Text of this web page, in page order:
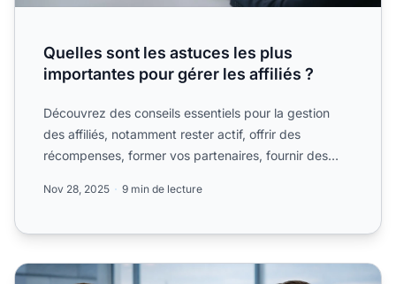
Quelles sont les astuces les plus
importantes pour gérer les affiliés ?
Découvrez des conseils essentiels pour la gestion
des affiliés, notamment rester actif, offrir des
récompenses, former vos partenaires, fournir des
Nov 28, 2025 9 min de lecture
Meilleures pratiques de communication avec les affiliés